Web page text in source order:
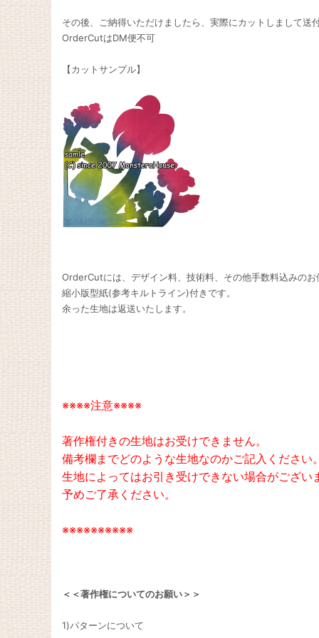
その後、ご納得いただけましたら、実際にカットしまして送
OrderCutはDM便不可
【カットサンプル】
OrderCutには、デザイン料、技術料、その他手数料込みのお
縮小版型紙(参考キルトライン)付きです。
余った生地は返送いたします。
※※※※注意※※※※
著作権付きの生地はお受けできません。
備考欄までどのような生地なのかご記入ください。
生地によってはお引き受けできない場合がござい
予めご了承ください。
※※※※※※※※※※
＜＜著作権についてのお願い＞＞
1)パターンについて